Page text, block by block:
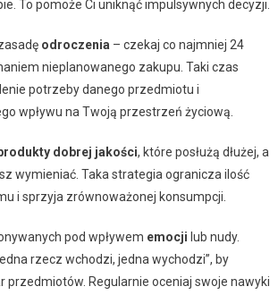
To pomoże Ci uniknąć impulsywnych decyzji.
odroczenia – czekaj co najmniej 24
nieplanowanego zakupu. Taki czas
potrzeby danego przedmiotu i
wpływu na Twoją przestrzeń życiową.
dobrej jakości, które posłużą dłużej, a
wymieniać. Taka strategia ogranicza ilość
i sprzyja zrównoważonej konsumpcji.
pod wpływem emocji lub nudy.
rzecz wchodzi, jedna wychodzi”, by
przedmiotów. Regularnie oceniaj swoje nawyki